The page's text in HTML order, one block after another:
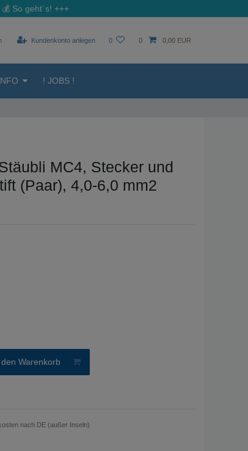
💰 So geht´s! +++
Kundenkonto anlegen 0 0 0,00 EUR
! JOBS !
MC4, Stecker und
(Paar), 4,0-6,0 mm2
Warenkorb
nach DE (außer Inseln)